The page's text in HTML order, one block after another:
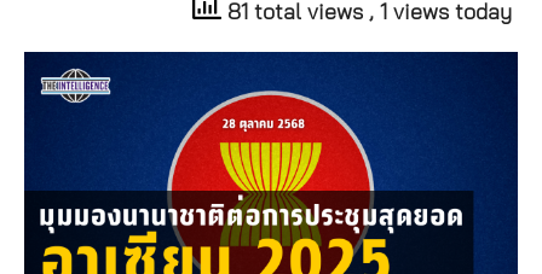
81 total views , 1 views today